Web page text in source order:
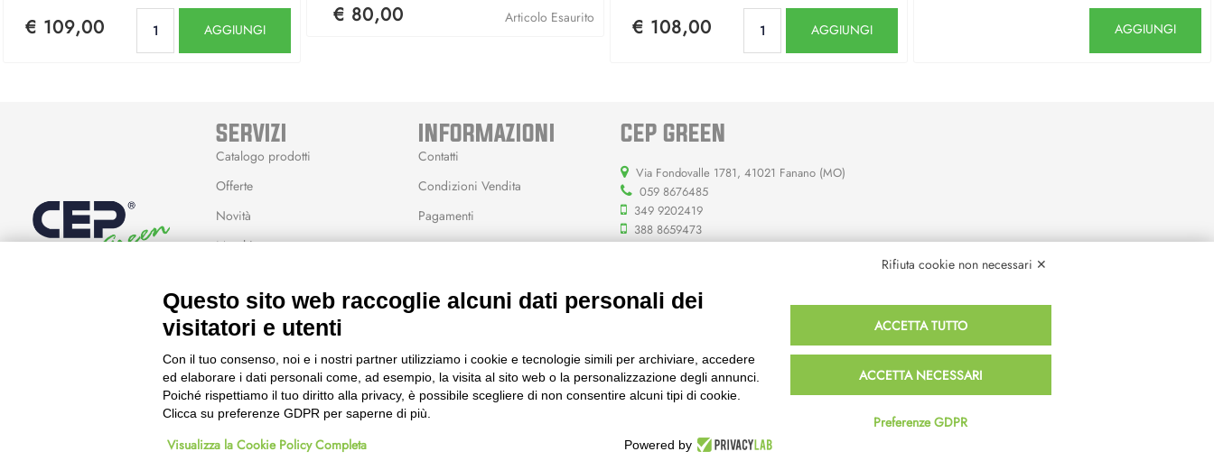
€ 109,00 AGGIUNGI
€ 80,00 Articolo Esaurito € 108,00 AGGIUNGI AGGIUNGI
SERVIZI
Catalogo prodotti
Offerte
Novità
Marchi
Wishlist
INFORMAZIONI
Contatti
Condizioni Vendita
Pagamenti
CEP GREEN
Via Fondovalle 1781, 41021 Fanano (MO)
059 8676485
349 9202419
388 8659473
Orario
Dal lunedì al venerdì
8:30 – 12:30 / 15:30 - 19:00
Termini e Condizioni
Rifiuta cookie non necessari ✕
Questo sito web raccoglie alcuni dati personali dei
visitatori e utenti
Con il tuo consenso, noi e i nostri partner utilizziamo i cookie e tecnologie simili per archiviare, accedere
ed elaborare i dati personali come, ad esempio, la visita al sito web o la personalizzazione degli annunci.
Poiché rispettiamo il tuo diritto alla privacy, è possibile scegliere di non consentire alcuni tipi di cookie.
Clicca su preferenze GDPR per saperne di più.
Visualizza la Cookie Policy Completa Powered by
ACCETTA TUTTO
ACCETTA NECESSARI
Preferenze GDPR